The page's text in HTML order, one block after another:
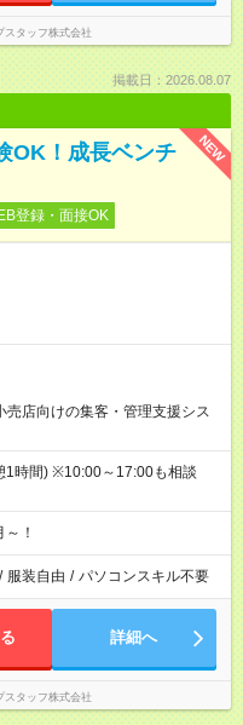
スタッフ株式会社
掲載日：2026.08.07
NEW
OK！成長ベンチ
登録・面接OK
売店向けの集客・管理支援シス
時間) ※10:00～17:00も相談
！
/ 服装自由 / パソコンスキル不要
詳細へ
スタッフ株式会社